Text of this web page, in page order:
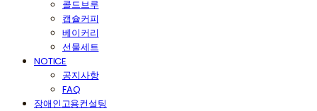
콜드브루
캡슐커피
베이커리
선물세트
NOTICE
공지사항
FAQ
장애인고용컨설팅